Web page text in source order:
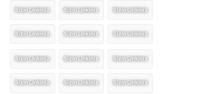
Sizin Linkiniz
Sizin Linkiniz
Sizin Linkiniz
Sizin Linkiniz
Sizin Linkiniz
Sizin Linkiniz
Sizin Linkiniz
Sizin Linkiniz
Sizin Linkiniz
Sizin Linkiniz
Sizin Linkiniz
Sizin Linkiniz